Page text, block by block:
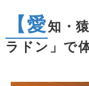
【愛知・
ラドン」で